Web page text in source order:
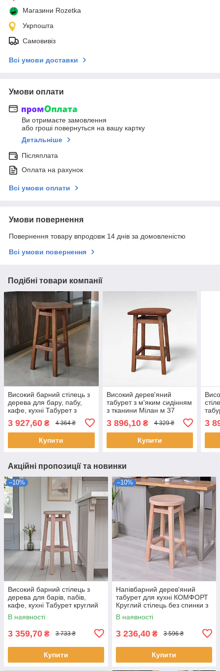
Магазини Rozetka
Укрпошта
Самовивіз
Всі умови доставки
Умови оплати
Ви отримаєте замовлення
або гроші повернуться на вашу картку
Детальніше
Післяплата
Оплата на рахунок
Всі умови оплати
Умови повернення
Повернення товару впродовж 14 днів за домовленістю
Всі умови повернення
Подібні товари компанії
Високий барний стілець з
дерева для бару, пабу,
кафе, кухні Табурет з
Пекін
3 927,60 ₴ 4 364 ₴
Купити
Високий дерев'яний
табурет з м'яким сидінням
з тканини Мілан м 37
стілець для кухні, бару,
кафе
3 896,10₴ 4 329 ₴
Купити
3
Акційні пропозиції та новинки
–10%
Високий барний стілець з
дерева для барів, пабів,
кафе, кухні Табурет круглий
дерев'яний ПАБ Стандарт
h75
В наявності
3 359,70 ₴ 3 733 ₴
Купити
–10%
Напівбарний дерев'яний
табурет для кухні КОМФОРТ
Круглий стілець без спинки з
дерева для кафе, бара
Висота 50см
В наявності
3 236,40 ₴ 3 596 ₴
Купити